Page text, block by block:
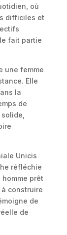
où
difficiles et
fait partie
une femme
Elle
la
de
Unicis
réfléchie
prêt
à construire
de
de